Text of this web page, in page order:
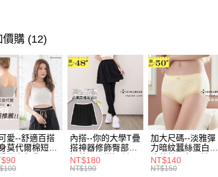
價購 (12)
愛--舒適百搭
莫代爾棉短版
帶素色背心
黑.灰L-2L)-
內搭--你的大學T疊
搭神器修飾臀部下
擺萬用內搭裙/遮臀
裙(黑2L-6L)-Q155
NT$180
NT$190
加大尺碼--淡雅彈
力暗紋蠶絲蛋白無
痕蕾絲三角內褲
(白.粉.藍.黃XL-
NT$140
NT$150